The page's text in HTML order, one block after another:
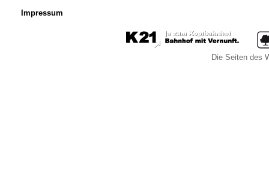
Impressum
Die Seiten des